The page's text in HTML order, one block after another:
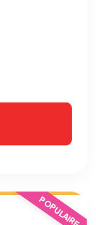
POPULAIRE